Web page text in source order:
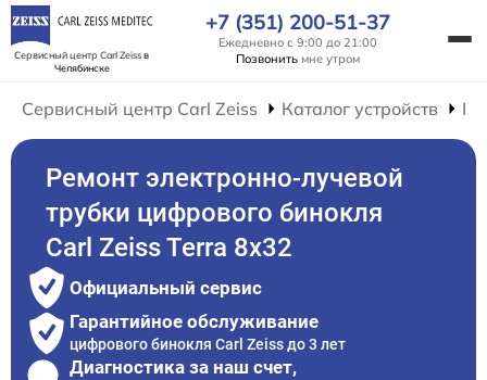
Сервисный центр Carl Zeissв
Челябинске
+7 (351) 200-51-37
Ежедневно с 9:00 до 21:00
Позвонить мне утром
Сервисный центр Carl Zeiss Каталог устройств
Ремонт электронно-лучевой
трубки цифрового бинокля
Carl Zeiss Terra 8x32
Официальный сервис
Гарантийное обслуживание
цифрового бинокля Carl Zeiss до 3 лет
Диагностика за наш счет,